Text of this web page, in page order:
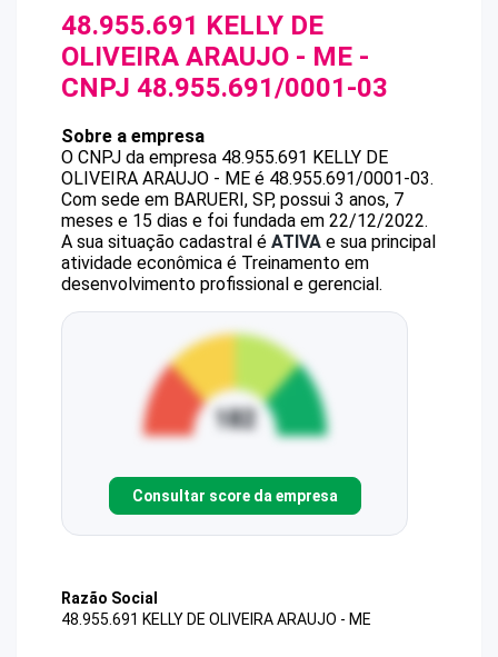
48.955.691 KELLY DE
OLIVEIRA ARAUJO - ME -
CNPJ 48.955.691/0001-03
Sobre a empresa
O CNPJ da empresa 48.955.691 KELLY DE
OLIVEIRA ARAUJO - ME é 48.955.691/0001-03.
Com sede em BARUERI, SP, possui 3 anos, 7
meses e 15 dias e foi fundada em 22/12/2022.
A sua situação cadastral é ATIVA e sua principal
atividade econômica é Treinamento em
desenvolvimento profissional e gerencial.
Consultar score da empresa
Razão Social
48.955.691 KELLY DE OLIVEIRA ARAUJO - ME